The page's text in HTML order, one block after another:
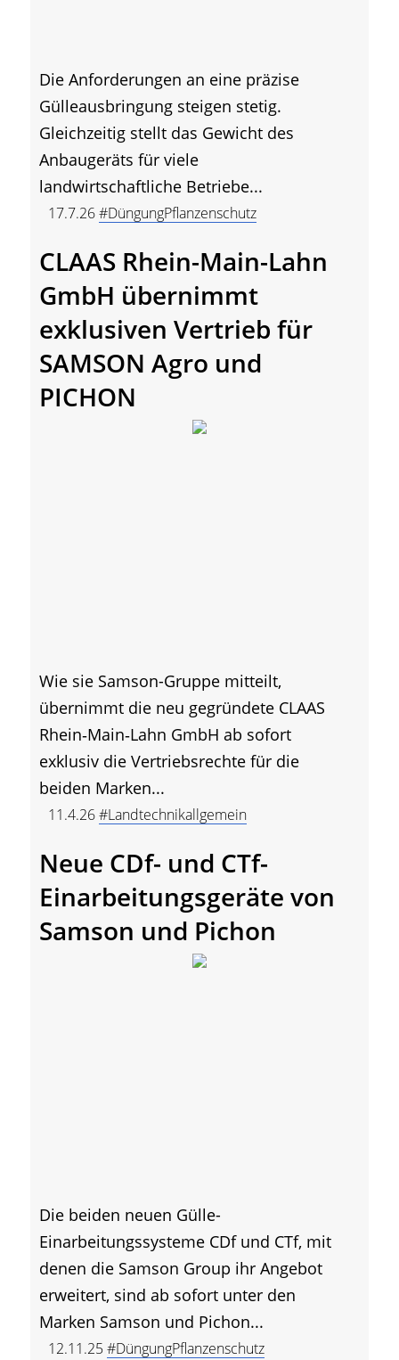
Die Anforderungen an eine präzise
Gülleausbringung steigen stetig.
Gleichzeitig stellt das Gewicht des
Anbaugeräts für viele
landwirtschaftliche Betriebe...
17.7.26#DüngungPflanzenschutz
CLAAS Rhein-Main-Lahn
GmbH übernimmt
exklusiven Vertrieb für
SAMSON Agro und
PICHON
Wie sie Samson-Gruppe mitteilt,
übernimmt die neu gegründete CLAAS
Rhein‑Main‑Lahn GmbH ab sofort
exklusiv die Vertriebsrechte für die
beiden Marken...
11.4.26#Landtechnikallgemein
Neue CDf- und CTf-
Einarbeitungsgeräte von
Samson und Pichon
Die beiden neuen Gülle-
Einarbeitungssysteme CDf und CTf, mit
denen die Samson Group ihr Angebot
erweitert, sind ab sofort unter den
Marken Samson und Pichon...
12.11.25#DüngungPflanzenschutz